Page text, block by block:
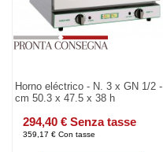
Horno eléctrico - N. 3 x GN 1/2 -
cm 50.3 x 47.5 x 38 h
294,40 € Senza tasse
359,17 € Con tasse